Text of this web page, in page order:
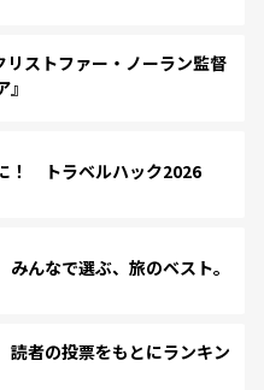
ストファー・ノーラン監督
！ トラベルハック2026
んなで選ぶ、旅のベスト。
者の投票をもとにランキン